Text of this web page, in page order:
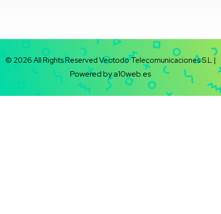
© 2026 All Rights Reserved Veotodo Telecomunicaciones S.L |
Powered by a10web.es